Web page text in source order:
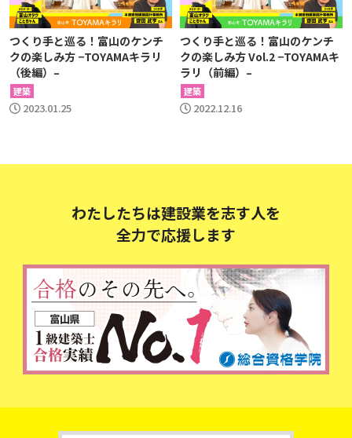
つくり手と巡る！富山のケンチ
クの楽しみ方 −TOYAMAキラリ
（後編）–
建築
2023.01.25
つくり手と巡る！富山のケンチ
クの楽しみ方 Vol.2 −TOYAMAキ
ラリ（前編）–
建築
2022.12.16
わたしたちは建設業を志す人を
全力で応援します